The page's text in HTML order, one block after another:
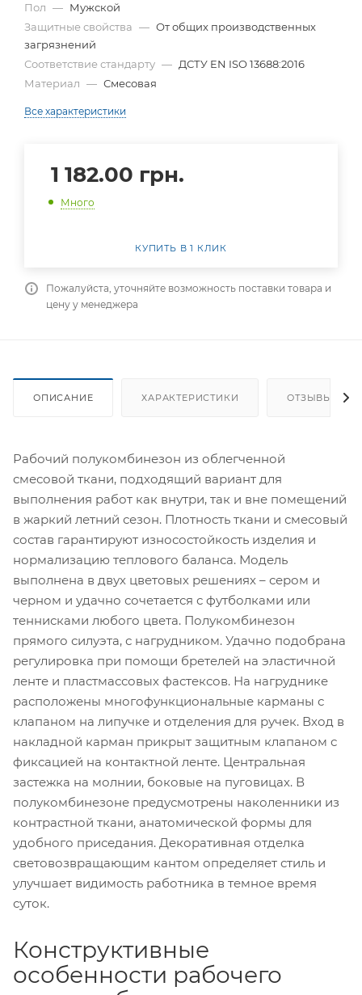
Пол — Мужской
Защитные свойства — От общих производственных
загрязнений
Соответствие стандарту — ДСТУ EN ISO 13688:2016
Материал — Смесовая
Все характеристики
1 182.00 грн.
Много
КУПИТЬ В 1 КЛИК
Пожалуйста, уточняйте возможность поставки товара и
цену у менеджера
ОПИСАНИЕ ХАРАКТЕРИСТИКИ ОТЗЫВЫ
Рабочий полукомбинезон из облегченной
смесовой ткани, подходящий вариант для
выполнения работ как внутри, так и вне помещений
в жаркий летний сезон. Плотность ткани и смесовый
состав гарантируют износостойкость изделия и
нормализацию теплового баланса. Модель
выполнена в двух цветовых решениях – сером и
черном и удачно сочетается с футболками или
теннисками любого цвета. Полукомбинезон
прямого силуэта, с нагрудником. Удачно подобрана
регулировка при помощи бретелей на эластичной
ленте и пластмассовых фастексов. На нагруднике
расположены многофункциональные карманы с
клапаном на липучке и отделения для ручек. Вход в
накладной карман прикрыт защитным клапаном с
фиксацией на контактной ленте. Центральная
застежка на молнии, боковые на пуговицах. В
полукомбинезоне предусмотрены наколенники из
контрастной ткани, анатомической формы для
удобного приседания. Декоративная отделка
световозвращающим кантом определяет стиль и
улучшает видимость работника в темное время
суток.
Конструктивные
особенности рабочего